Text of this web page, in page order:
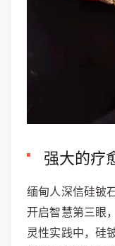
强大的疗
缅甸人深信硅铍
开启智慧第三眼
灵性实践中，硅